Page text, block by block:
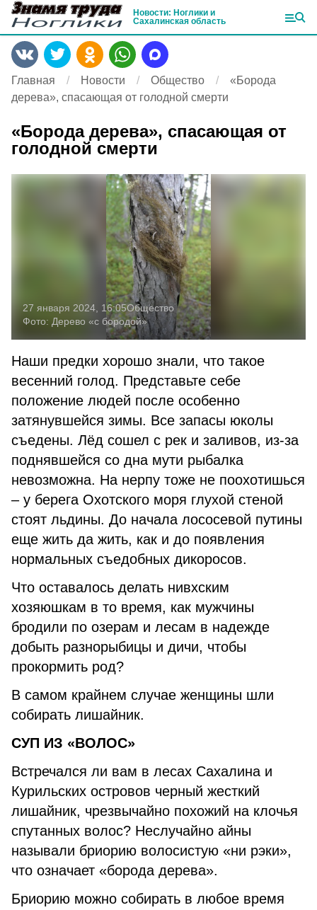
Новости: Ноглики и
Сахалинская область
Главная Новости Общество
«Борода
дерева», спасающая от голодной смерти
«Борода дерева», спасающая от
голодной смерти
27 января 2024, 16:05Общество
Фото: Дерево «с бородой»
Наши предки хорошо знали, что такое
весенний голод. Представьте себе
положение людей после особенно
затянувшейся зимы. Все запасы юколы
съедены. Лёд сошел с рек и заливов, из-за
поднявшейся со дна мути рыбалка
невозможна. На нерпу тоже не поохотишься
– у берега Охотского моря глухой стеной
стоят льдины. До начала лососевой путины
еще жить да жить, как и до появления
нормальных съедобных дикоросов.
Что оставалось делать нивхским
хозяюшкам в то время, как мужчины
бродили по озерам и лесам в надежде
добыть разнорыбицы и дичи, чтобы
прокормить род?
В самом крайнем случае женщины шли
собирать лишайник.
СУП ИЗ «ВОЛОС»
Встречался ли вам в лесах Сахалина и
Курильских островов черный жесткий
лишайник, чрезвычайно похожий на клочья
спутанных волос? Неслучайно айны
называли бриорию волосистую «ни рэки»,
что означает «борода дерева».
Бриорию можно собирать в любое время